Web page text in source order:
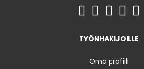
TYÖNHAKIJOILLE
Oma profiili